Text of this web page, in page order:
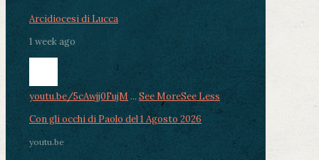
Arcidiocesi di Lucca
1 week ago
youtu.be/5cAwjj0FujM ... See MoreSee Less
Con gli occhi di Paolo del 1 Agosto 2026
youtu.be